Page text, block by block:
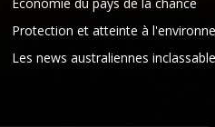
Protection et atteinte à
Les news australiennes